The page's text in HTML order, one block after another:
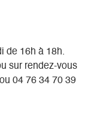
de 16h à 18h.
sur rendez-vous
04 76 34 70 39